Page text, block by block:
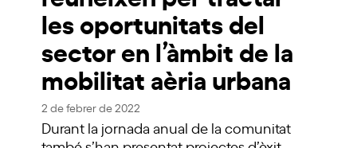
les oportunitats del
sector en l’àmbit de la
mobilitat aèria urbana
2 de febrer de 2022
Durant la jornada anual de la comunitat